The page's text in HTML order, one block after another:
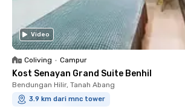
Video
Coliving • Campur
Kost Senayan Grand Suite Benhil
Bendungan Hilir, Tanah Abang
3.9 km dari mnc tower